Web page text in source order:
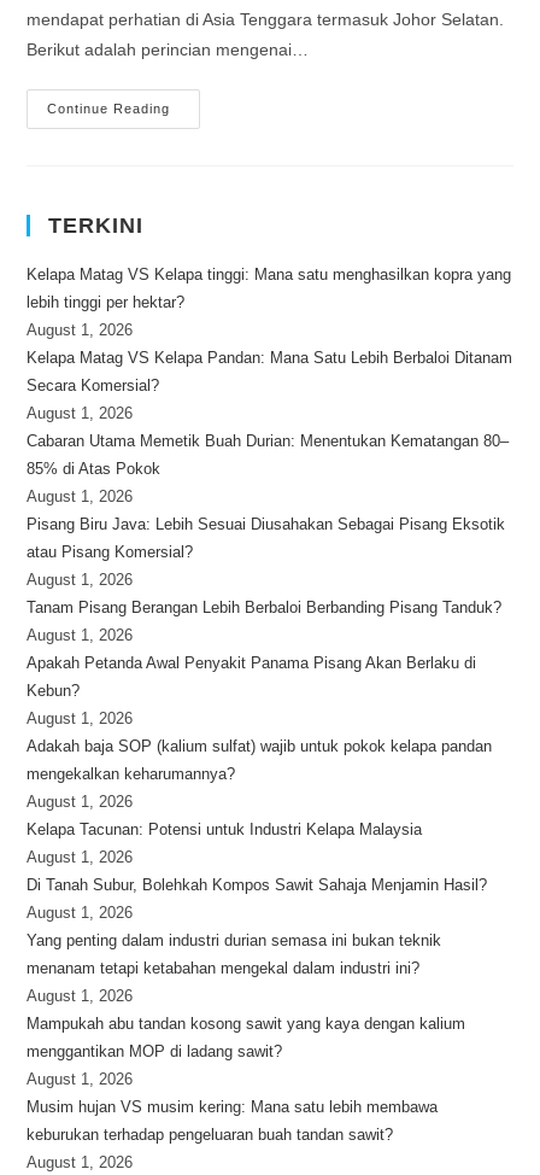
mendapat perhatian di Asia Tenggara termasuk Johor Selatan.
Berikut adalah perincian mengenai…
Continue Reading
TERKINI
Kelapa Matag VS Kelapa tinggi: Mana satu menghasilkan kopra yang
lebih tinggi per hektar?
August 1, 2026
Kelapa Matag VS Kelapa Pandan: Mana Satu Lebih Berbaloi Ditanam
Secara Komersial?
August 1, 2026
Cabaran Utama Memetik Buah Durian: Menentukan Kematangan 80–
85% di Atas Pokok
August 1, 2026
Pisang Biru Java: Lebih Sesuai Diusahakan Sebagai Pisang Eksotik
atau Pisang Komersial?
August 1, 2026
Tanam Pisang Berangan Lebih Berbaloi Berbanding Pisang Tanduk?
August 1, 2026
Apakah Petanda Awal Penyakit Panama Pisang Akan Berlaku di
Kebun?
August 1, 2026
Adakah baja SOP (kalium sulfat) wajib untuk pokok kelapa pandan
mengekalkan keharumannya?
August 1, 2026
Kelapa Tacunan: Potensi untuk Industri Kelapa Malaysia
August 1, 2026
Di Tanah Subur, Bolehkah Kompos Sawit Sahaja Menjamin Hasil?
August 1, 2026
Yang penting dalam industri durian semasa ini bukan teknik
menanam tetapi ketabahan mengekal dalam industri ini?
August 1, 2026
Mampukah abu tandan kosong sawit yang kaya dengan kalium
menggantikan MOP di ladang sawit?
August 1, 2026
Musim hujan VS musim kering: Mana satu lebih membawa
keburukan terhadap pengeluaran buah tandan sawit?
August 1, 2026